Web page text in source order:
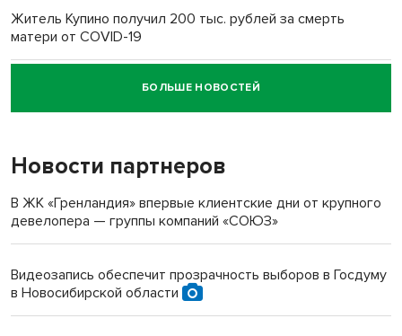
Житель Купино получил 200 тыс. рублей за смерть
матери от COVID-19
Новосибирский суд наказал водителя за смерть
пенсионерки на вокзале
«Мы живём на пастбище!»: в новосибирском селе лошади
терроризируют жителей
Инвалид получил условный срок за избиение врачей
Новосибирский преподаватель с женой вошли в топ-16
БОЛЬШЕ НОВОСТЕЙ
Новости партнеров
В ЖК «Гренландия» впервые клиентские дни от крупного
девелопера — группы компаний «СОЮЗ»
Видеозапись обеспечит прозрачность выборов в Госдуму
в Новосибирской области